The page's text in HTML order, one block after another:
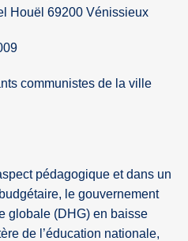
Houël 69200 Vénissieux
communistes de la ville
pédagogique et dans un
le gouvernement
globale (DHG) en baisse
de l’éducation nationale,